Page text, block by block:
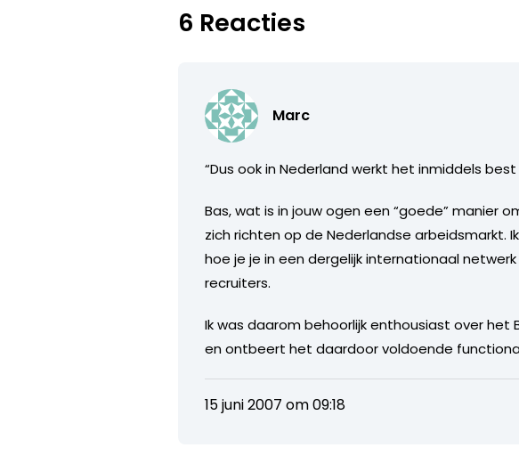
6 Reacties
Marc
“Dus ook in Nederland werkt het inmiddels
Bas, wat is in jouw ogen een “goede” manier
zich richten op de Nederlandse arbeidsmarkt.
hoe je je in een dergelijk internationaal
recruiters.
Ik was daarom behoorlijk enthousiast over
en ontbeert het daardoor voldoende
15 juni 2007 om 09:18